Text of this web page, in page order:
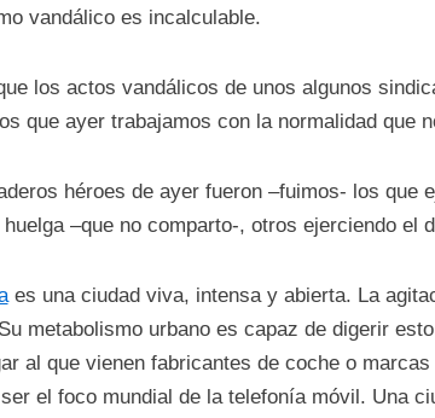
vandálico es incalculable.
los actos vandálicos de unos algunos
que ayer trabajamos con la normalidad que
héroes de ayer fueron –fuimos- los
huelga –que no comparto-, otros ejerciendo el
es una ciudad viva, intensa y abierta. La
metabolismo urbano es capaz de digerir
al que vienen fabricantes de coche o
el foco mundial de la telefonía móvil. Una